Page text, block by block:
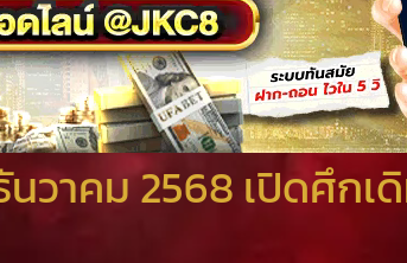
วาคม 2568 เปิดศึกเ